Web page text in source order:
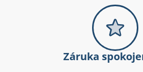
Záruka